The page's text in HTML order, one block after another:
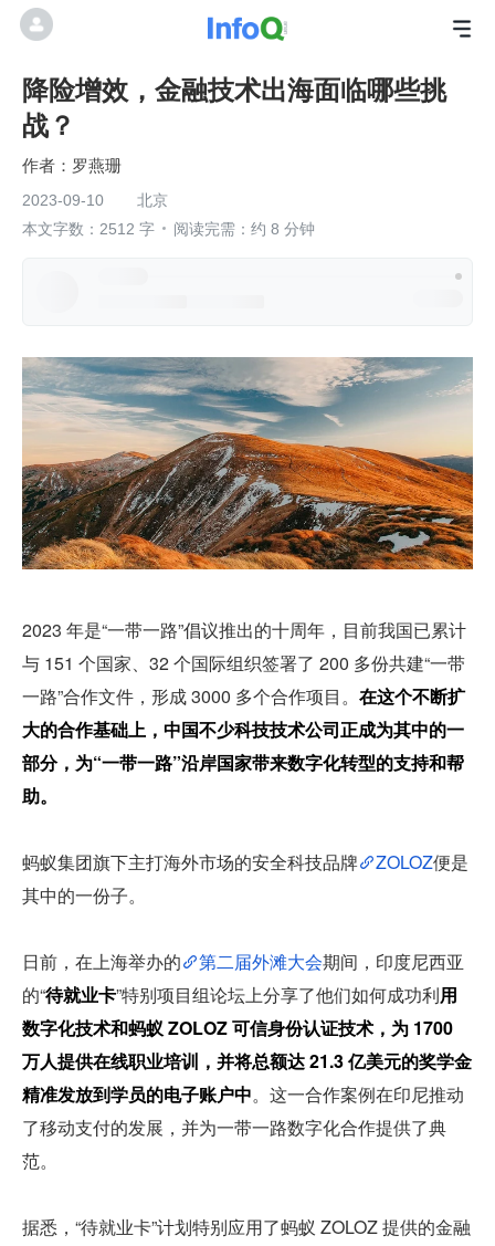
降险增效，金融技术出海面临哪些挑
战？
罗燕珊
2023-09-10
北京
本文字数：2512 字
阅读完需：约 8 分钟
2023 年是“一带一路”倡议推出的十周年，目前我国已累计
与 151 个国家、32 个国际组织签署了 200 多份共建“一带
一路”合作文件，形成 3000 多个合作项目。 在这个不断扩
大的合作基础上，中国不少科技技术公司正成为其中的一
部分，为“一带一路”沿岸国家带来数字化转型的支持和帮
助。
蚂蚁集团旗下主打海外市场的安全科技品牌 ZOLOZ便是
其中的一份子。
日前，在上海举办的 第二届外滩大会期间，印度尼西亚
的“待就业卡”特别项目组论坛上分享了他们如何成功利用
数字化技术和蚂蚁 ZOLOZ 可信身份认证技术，为 1700
万人提供在线职业培训，并将总额达 21.3 亿美元的奖学金
精准发放到学员的电子账户中。这一合作案例在印尼推动
了移动支付的发展，并为一带一路数字化合作提供了典
范。
据悉，“待就业卡”计划特别应用了蚂蚁 ZOLOZ 提供的金融